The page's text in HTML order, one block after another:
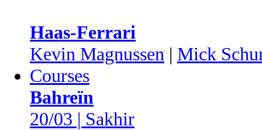
Haas-Ferrari
Kevin Magnussen | Mick
Courses
Bahreïn
20/03 | Sakhir